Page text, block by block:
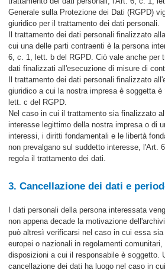
Generale sulla Protezione dei Dati (RGPD)
giuridico per il trattamento dei dati personali.
Il trattamento dei dati personali finalizzato
cui una delle parti contraenti è la persona
6, c. 1, lett. b del RGPD. Ciò vale anche per
dati finalizzati all'esecuzione di misure di
Il trattamento dei dati personali finalizzato
giuridico a cui la nostra impresa è soggetta
lett. c del RGPD.
Nel caso in cui il trattamento sia finalizzato
interesse legittimo della nostra impresa o di
interessi, i diritti fondamentali e le libertà
non prevalgano sul suddetto interesse, l'Art.
regola il trattamento dei dati.
3. Cancellazione dei dati e
I dati personali della persona interessata
non appena decade la motivazione
può altresì verificarsi nel caso in cui essa
europei o nazionali in regolamenti
disposizioni a cui il responsabile è soggetto.
cancellazione dei dati ha luogo nel caso in